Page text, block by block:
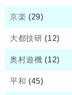
京楽 (29)
大都技研 (12)
奥村遊機 (12)
平和 (45)